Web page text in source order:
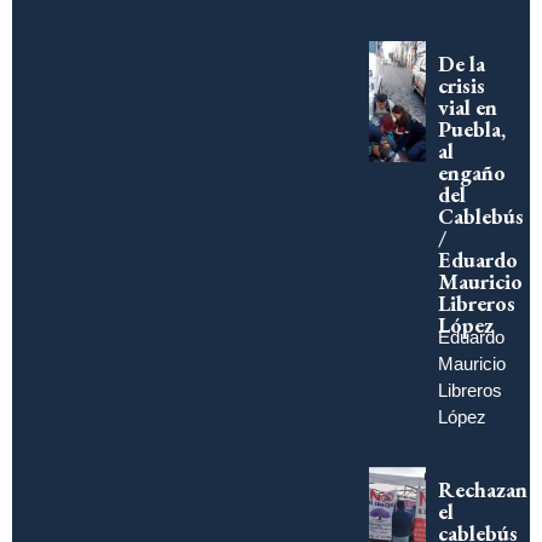
De la
crisis
vial en
Puebla,
al
engaño
del
Cablebús
/
Eduardo
Mauricio
Libreros
López
Eduardo
Mauricio
Libreros
López
Rechazan
el
cablebús